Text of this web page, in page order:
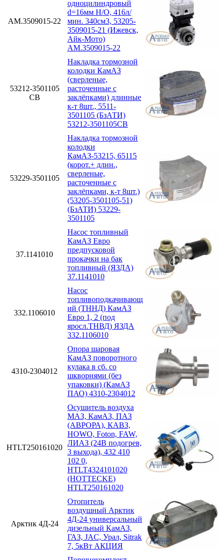
АМ.3509015-22
одноцилиндровый
d=16мм Н/О, 416л/
мин. 340см3, 53205-
3509015-21 (Ижевск,
Айк-Мото)
АМ.3509015-22
53212-3501105
СВ
Накладка тормозной
колодки КамАЗ
(сверленые,
расточенные с
заклёпками) длинные
к-т 8шт., 5511-
3501105 (БзАТИ)
53212-3501105СВ
53229-3501105
Накладка тормозной
колодки
КамАЗ-53215, 65115
(корот.+ длин.,
сверленые,
расточенные с
заклёпками, к-т 8шт.)
(53205-3501105-51)
(БзАТИ) 53229-
3501105
37.1141010
Насос топливный
КамАЗ Евро
предпусковой
прокачки на бак
топливный (ЯЗДА)
37.1141010
332.1106010
Насос
топливоподкачивающ
ий (ТННД) КамАЗ
Евро 1, 2 (под
яросл.ТНВД) ЯЗДА
332.1106010
4310-2304012
Опора шаровая
КамАЗ поворотного
кулака в сб. со
шкворнями (без
упаковки) (КамАЗ
ПАО) 4310-2304012
HTLT250161020
Осушитель воздуха
МАЗ, КамАЗ, ПАЗ
(АВРОРА), КАВЗ,
HOWO, Foton, FAW,
ЛИАЗ (24В подогрев,
3 выхода), 432 410
102 0,
HTLT4324101020
(HOTTECKE)
HTLT250161020
Арктик 4Д-24
Отопитель
воздушный Арктик
4Д-24 универсальный
дизельный КамАЗ,
ГАЗ, JAC, Урал, Sitrak
7, 5кВт АКЦИЯ